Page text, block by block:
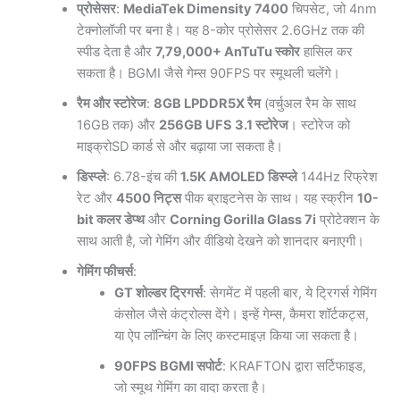
प्रोसेसर: MediaTek Dimensity 7400 चिपसेट, जो 4nm
टेक्नोलॉजी पर बना है। यह 8-कोर प्रोसेसर 2.6GHz तक की
स्पीड देता है और7,79,000+ AnTuTu स्कोरहासिल कर
सकता है। BGMI जैसे गेम्स 90FPS पर स्मूथली चलेंगे।
रैम और स्टोरेज:8GB LPDDR5X रैम(वर्चुअल रैम के साथ
16GB तक) और 256GB UFS 3.1 स्टोरेज। स्टोरेज को
माइक्रोSD कार्ड से और बढ़ाया जा सकता है।
डिस्प्ले: 6.78-इंच की1.5K AMOLED डिस्प्ले144Hz रिफ्रेश
रेट और4500 निट्सपीक ब्राइटनेस के साथ। यह स्क्रीन10-
bit कलर डेप्थऔरCorning Gorilla Glass 7i प्रोटेक्शन के
साथ आती है, जो गेमिंग और वीडियो देखने को शानदार बनाएगी।
गेमिंग फीचर्स:
GT शोल्डर ट्रिगर्स: सेगमेंट में पहली बार, ये ट्रिगर्स गेमिंग
कंसोल जैसे कंट्रोल्स देंगे। इन्हें गेम्स, कैमरा शॉर्टकट्स,
या ऐप लॉन्चिंग के लिए कस्टमाइज़ किया जा सकता है।
90FPS BGMI सपोर्ट: KRAFTON द्वारा सर्टिफाइड,
जो स्मूथ गेमिंग का वादा करता है।